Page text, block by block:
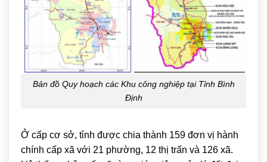
Bản đồ Quy hoạch các Khu công nghiệp tại Tỉnh Bình
Định
Ở cấp cơ sở, tỉnh được chia thành 159 đơn vị hành
chính cấp xã với 21 phường, 12 thị trấn và 126 xã.